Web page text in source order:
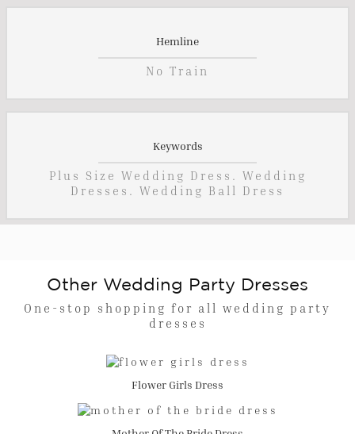
Hemline
No Train
Keywords
Plus Size Wedding Dress. Wedding
Dresses. Wedding Ball Dress
Other Wedding Party Dresses
One-stop shopping for all wedding party
dresses
Flower Girls Dress